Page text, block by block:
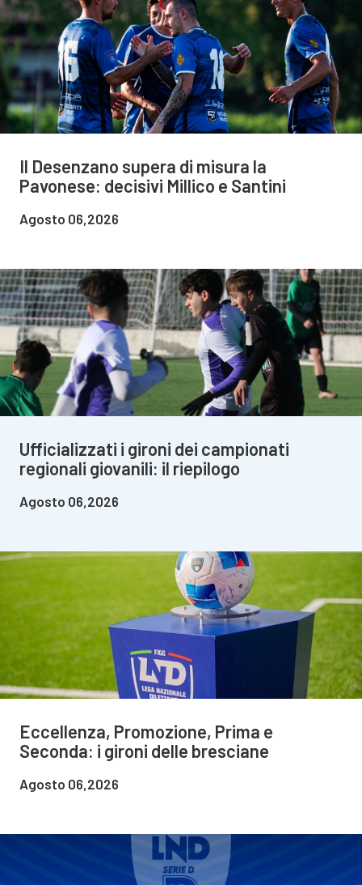
Il Desenzano supera di misura la
Pavonese: decisivi Millico e Santini
Agosto 06,2026
Ufficializzati i gironi dei campionati
regionali giovanili: il riepilogo
Agosto 06,2026
Eccellenza, Promozione, Prima e
Seconda: i gironi delle bresciane
Agosto 06,2026